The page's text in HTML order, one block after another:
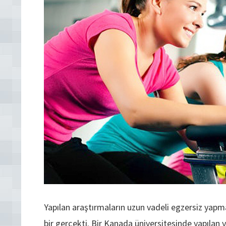
Yapılan araştırmaların uzun vadeli egzersiz
bir gerçekti. Bir Kanada üniversitesinde yapılan